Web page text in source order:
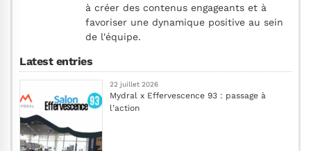
à créer des contenus engageants et à
favoriser une dynamique positive au sein
de l'équipe.
Latest entries
22 juillet 2026
Mydral x Effervescence 93 : passage à
l’action